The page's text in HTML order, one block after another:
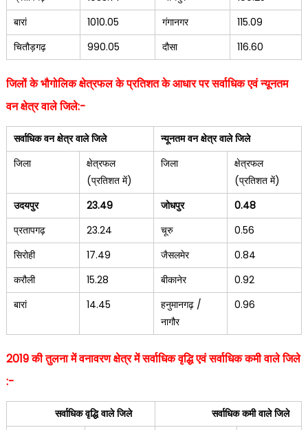
बारां
1010.05 गंगानगर
115.09
चितौड़गढ़
990.05 दौसा 116.60
जिलों के भौगोलिक क्षेत्रफल के प्रतिशत के आधार पर सर्वाधिक एवं न्यूनतम
वन क्षेत्र वाले जिले:-
सर्वाधिक वन क्षेत्र वाले जिले
न्यूनतम वन क्षेत्र वाले जिले
जिला
क्षेत्रफल
(प्रतिशत में)
जिला
क्षेत्रफल
(प्रतिशत में)
उदयपुर
23.49 जोधपुर
0.48
प्रतापगढ़
23.24 चूरु
0.56
सिरोही
17.49 जैसलमेर
0.84
करौली
15.28 बीकानेर
0.92
बारां
14.45
हनुमानगढ़ /
नागौर
0.96
2019की तुलना में वनावरण क्षेत्र में सर्वाधिक वृद्धि एवं सर्वाधिक कमी वाले जिले
:-
सर्वाधिक वृद्धि वाले जिले
सर्वाधिक कमी वाले जिले